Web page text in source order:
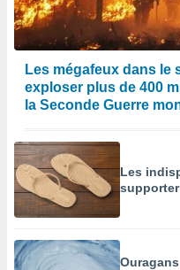
Les mégafeux dans le
exploser plus de 400
la Seconde Guerre
Les